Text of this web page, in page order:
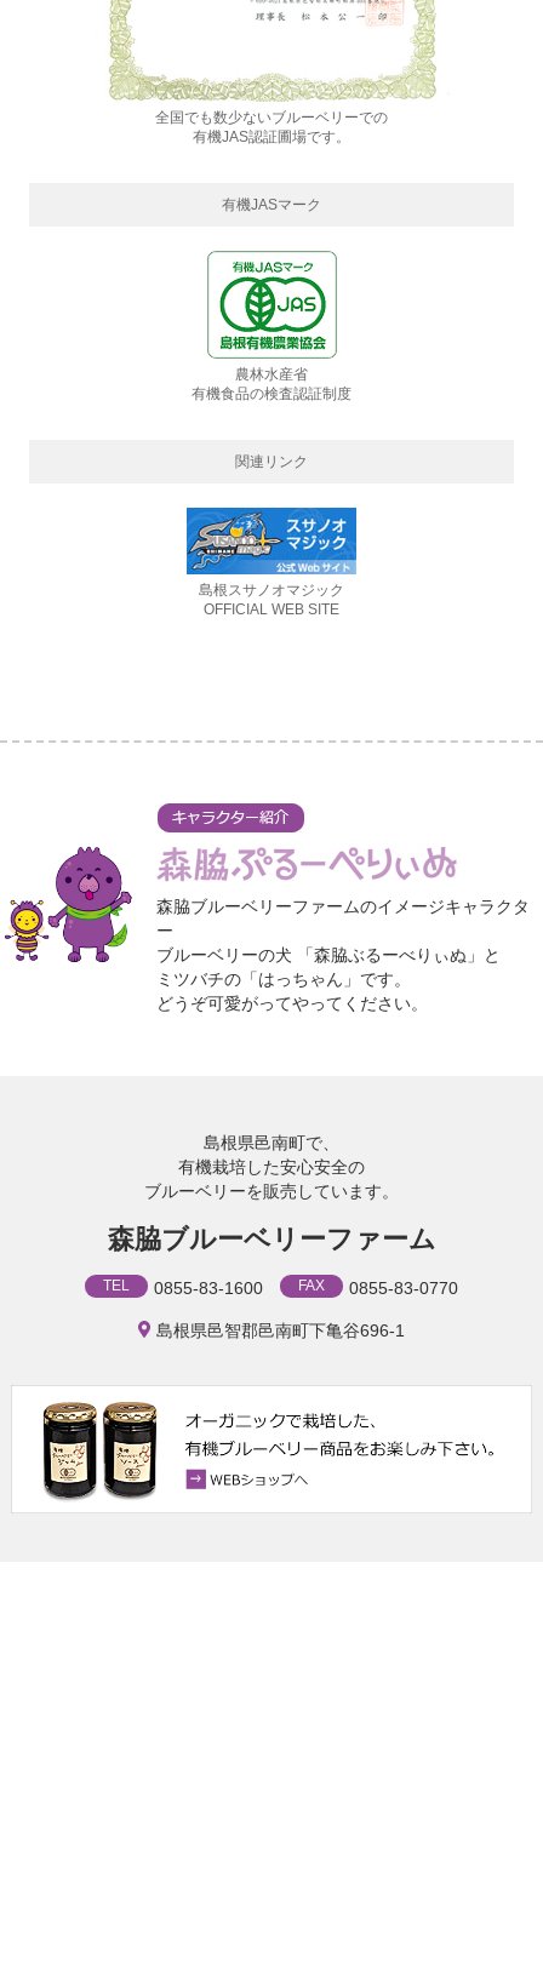
全国でも数少ないブルーベリーでの
有機JAS認証圃場です。
有機JASマーク
農林水産省
有機食品の検査認証制度
関連リンク
島根スサノオマジック
OFFICIAL WEB SITE
森脇ブルーベリーファームのイメージキャラクタ
ー
ブルーベリーの犬 「森脇ぶるーべりぃぬ」と
ミツバチの「はっちゃん」です。
どうぞ可愛がってやってください。
島根県邑南町で、
有機栽培した安心安全の
ブルーベリーを販売しています。
森脇ブルーベリーファーム
TEL 0855-83-1600 FAX 0855-83-0770
島根県邑智郡邑南町下亀谷696-1